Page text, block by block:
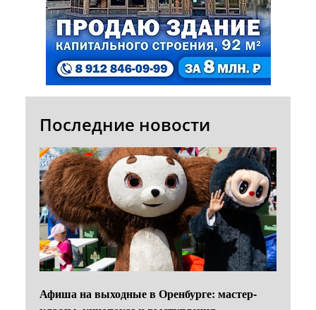
Последние новости
Афиша на выходные в Оренбурге: мастер-